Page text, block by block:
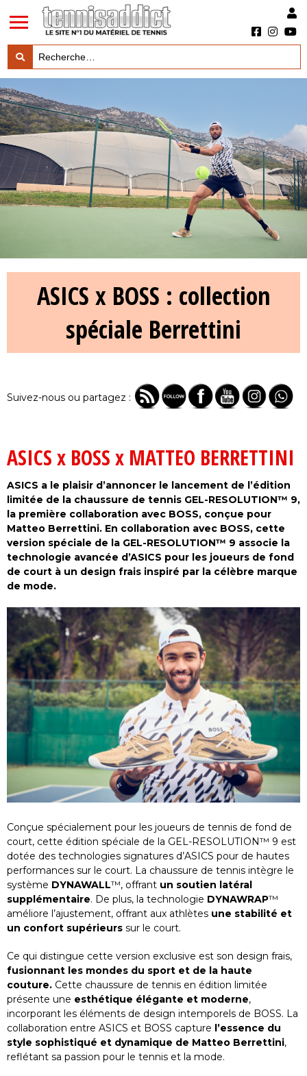
LES ACTUS MARQUES & PRODUITS
LES GUIDES DU MATERIEL 
ASICS x BOSS : collection
spéciale Berrettini
Suivez-nous ou partagez :
ASICS x BOSS x MATTEO BERRETTINI
ASICS a le plaisir d’annoncer le lancement de l’édition
limitée de la chaussure de tennis GEL-RESOLUTION™ 9,
la première collaboration avec BOSS, conçue pour
Matteo Berrettini. En collaboration avec BOSS, cette
version spéciale de la GEL-RESOLUTION™ 9 associe la
technologie avancée d’ASICS pour les joueurs de fond
de court à un design frais inspiré par la célèbre marque
de mode.
Conçue spécialement pour les joueurs de tennis de fond de
court, cette édition spéciale de la GEL-RESOLUTION™ 9 est
dotée des technologies signatures d’ASICS pour de hautes
performances sur le court. La chaussure de tennis intègre le
système DYNAWALL™, offrant un soutien latéral
supplémentaire. De plus, la technologie DYNAWRAP™
améliore l’ajustement, offrant aux athlètes une stabilité et
un confort supérieurs sur le court.
Ce qui distingue cette version exclusive est son design frais,
fusionnant les mondes du sport et de la haute
couture. Cette chaussure de tennis en édition limitée
présente une esthétique élégante et moderne,
incorporant les éléments de design intemporels de BOSS. La
collaboration entre ASICS et BOSS capture l’essence du
style sophistiqué et dynamique de Matteo Berrettini,
reflétant sa passion pour le tennis et la mode.